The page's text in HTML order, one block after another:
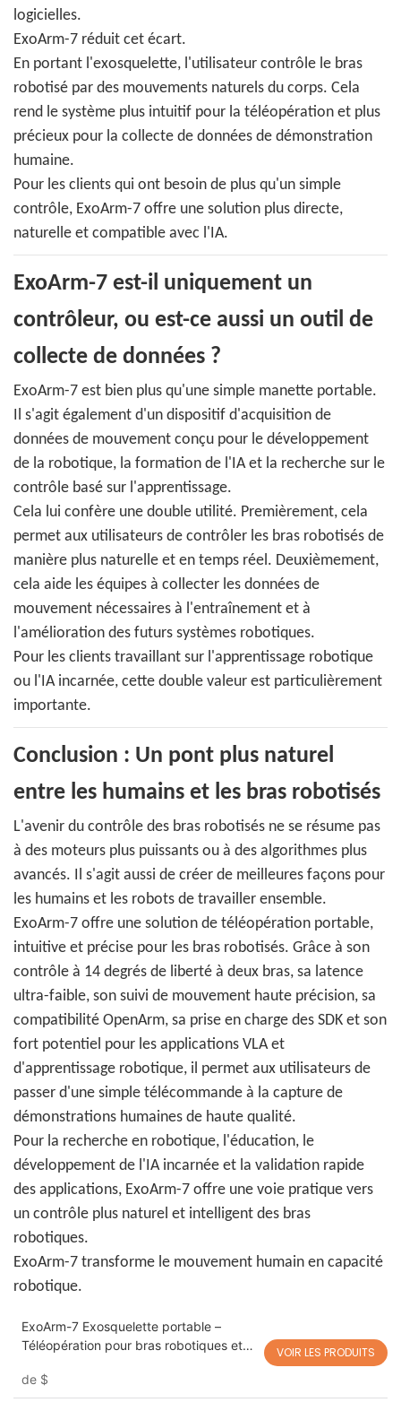
logicielles.
ExoArm-7 réduit cet écart.
En portant l'exosquelette, l'utilisateur contrôle le bras
robotisé par des mouvements naturels du corps. Cela
rend le système plus intuitif pour la téléopération et plus
précieux pour la collecte de données de démonstration
humaine.
Pour les clients qui ont besoin de plus qu'un simple
contrôle, ExoArm-7 offre une solution plus directe,
naturelle et compatible avec l'IA.
ExoArm-7 est-il uniquement un
contrôleur, ou est-ce aussi un outil de
collecte de données ?
ExoArm-7 est bien plus qu'une simple manette portable.
Il s'agit également d'un dispositif d'acquisition de
données de mouvement conçu pour le développement
de la robotique, la formation de l'IA et la recherche sur le
contrôle basé sur l'apprentissage.
Cela lui confère une double utilité. Premièrement, cela
permet aux utilisateurs de contrôler les bras robotisés de
manière plus naturelle et en temps réel. Deuxièmement,
cela aide les équipes à collecter les données de
mouvement nécessaires à l'entraînement et à
l'amélioration des futurs systèmes robotiques.
Pour les clients travaillant sur l'apprentissage robotique
ou l'IA incarnée, cette double valeur est particulièrement
importante.
Conclusion : Un pont plus naturel
entre les humains et les bras robotisés
L'avenir du contrôle des bras robotisés ne se résume pas
à des moteurs plus puissants ou à des algorithmes plus
avancés. Il s'agit aussi de créer de meilleures façons pour
les humains et les robots de travailler ensemble.
ExoArm-7 offre une solution de téléopération portable,
intuitive et précise pour les bras robotisés. Grâce à son
contrôle à 14 degrés de liberté à deux bras, sa latence
ultra-faible, son suivi de mouvement haute précision, sa
compatibilité OpenArm, sa prise en charge des SDK et son
fort potentiel pour les applications VLA et
d'apprentissage robotique, il permet aux utilisateurs de
passer d'une simple télécommande à la capture de
démonstrations humaines de haute qualité.
Pour la recherche en robotique, l'éducation, le
développement de l'IA incarnée et la validation rapide
des applications, ExoArm-7 offre une voie pratique vers
un contrôle plus naturel et intelligent des bras
robotiques.
ExoArm-7 transforme le mouvement humain en capacité
robotique.
ExoArm-7 Exosquelette portable –
Téléopération pour bras robotiques et
OpenArm
de $
VOIR LES PRODUITS